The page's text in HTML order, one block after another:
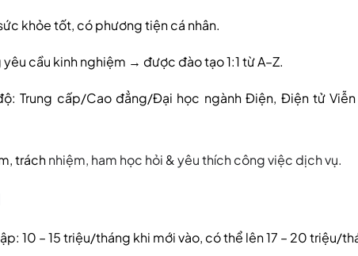
khỏe tốt, có phương tiện cá nhân.
yêu cầu kinh nghiệm → được đào tạo 1:1 từ A–Z.
Trung cấp/Cao đẳng/Đại học ngành Điện, Điện tử
tráchnhiệm, ham học hỏi & yêu thích công việc dịch vụ.
10 – 15 triệu/tháng khi mới vào, có thể lên 17 – 20 triệu/